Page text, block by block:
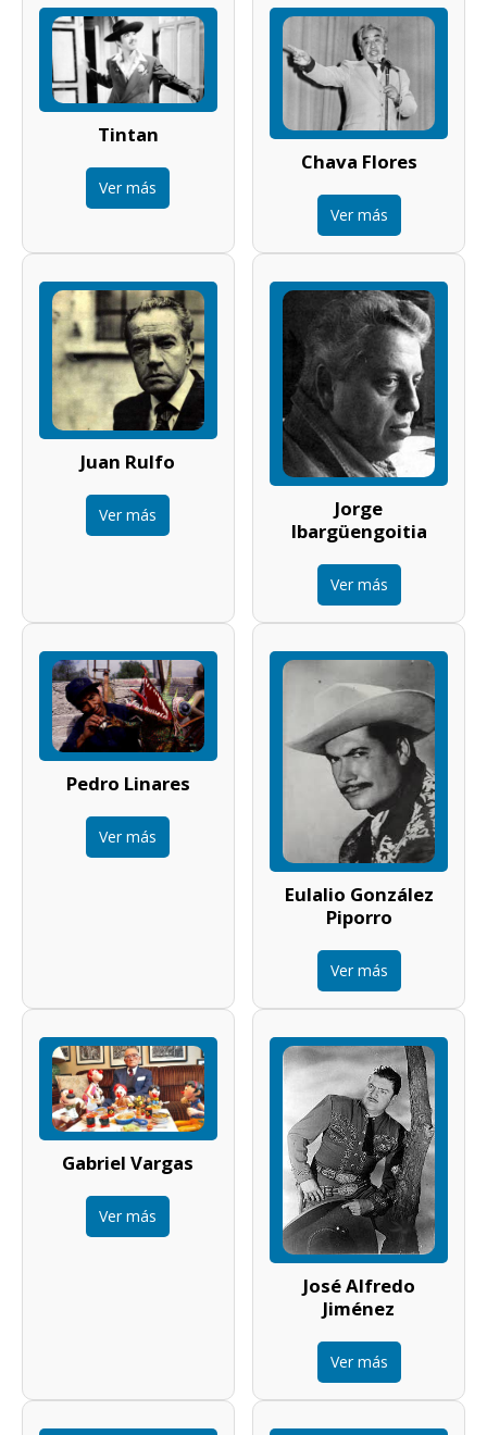
Tintan
Ver más
Chava Flores
Ver más
Juan Rulfo
Ver más
Jorge
Ibargüengoitia
Ver más
Pedro Linares
Ver más
Eulalio González
Piporro
Ver más
Gabriel Vargas
Ver más
José Alfredo
Jiménez
Ver más